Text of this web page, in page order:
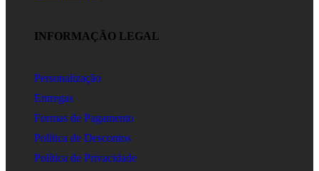
INFORMAÇÃO LEGAL
Personalização
Entregas
Formas de Pagamento
Política de Descontos
Política de Privacidade